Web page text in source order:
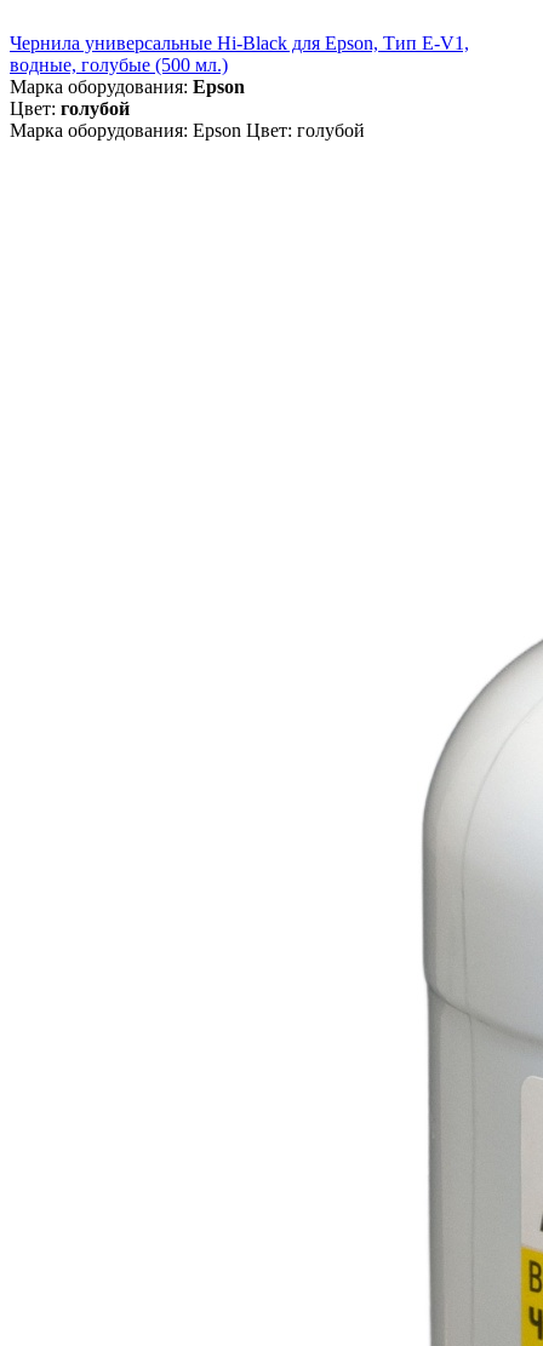
Чернила универсальные Hi-Black для Epson, Тип E-V1,
водные, голубые (500 мл.)
Марка оборудования: Epson
Цвет: голубой
Марка оборудования: Epson Цвет: голубой